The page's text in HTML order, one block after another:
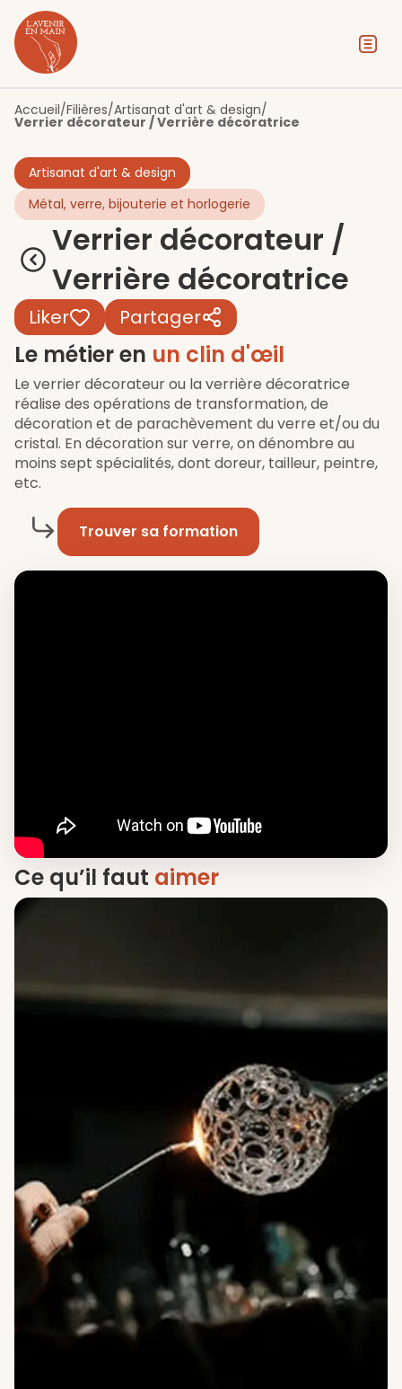
Contenu
Menu
Pied de page
Accueil/Filières/Artisanat d'art & design/
Verrier décorateur / Verrière décoratrice
Artisanat d'art & design
Métal, verre, bijouterie et horlogerie
Verrier décorateur /
Verrière décoratrice
Liker Partager
Le métier en un clin d'œil
Le verrier décorateur ou la verrière décoratrice
réalise des opérations de transformation, de
décoration et de parachèvement du verre et/ou du
cristal. En décoration sur verre, on dénombre au
moins sept spécialités, dont doreur, tailleur, peintre,
etc.
Trouver sa formation
Ce qu’il faut aimer